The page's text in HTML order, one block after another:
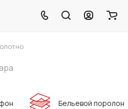
Бельевой поролон